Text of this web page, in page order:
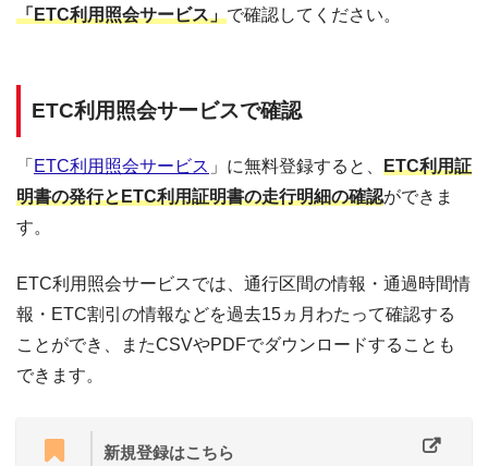
「ETC利用照会サービス」で確認してください。
ETC利用照会サービスで確認
「 ETC利用照会サービス 」に無料登録すると、 ETC利用証
明書の発行とETC利用証明書の走行明細の確認ができま
す。
ETC利用照会サービスでは、通行区間の情報・通過時間情
報・ETC割引の情報などを過去15ヵ月わたって確認する
ことができ、またCSVやPDFでダウンロードすることも
できます。
新規登録はこちら